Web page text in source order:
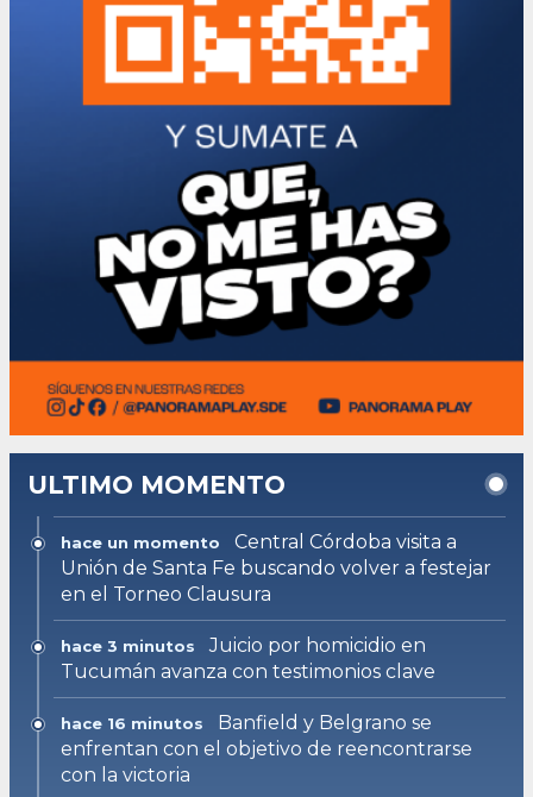
ULTIMO MOMENTO
hace un momento
Central Córdoba visita a
Unión de Santa Fe buscando volver a festejar
en el Torneo Clausura
hace 3 minutos
Juicio por homicidio en
Tucumán avanza con testimonios clave
hace 16 minutos
Banfield y Belgrano se
enfrentan con el objetivo de reencontrarse
con la victoria